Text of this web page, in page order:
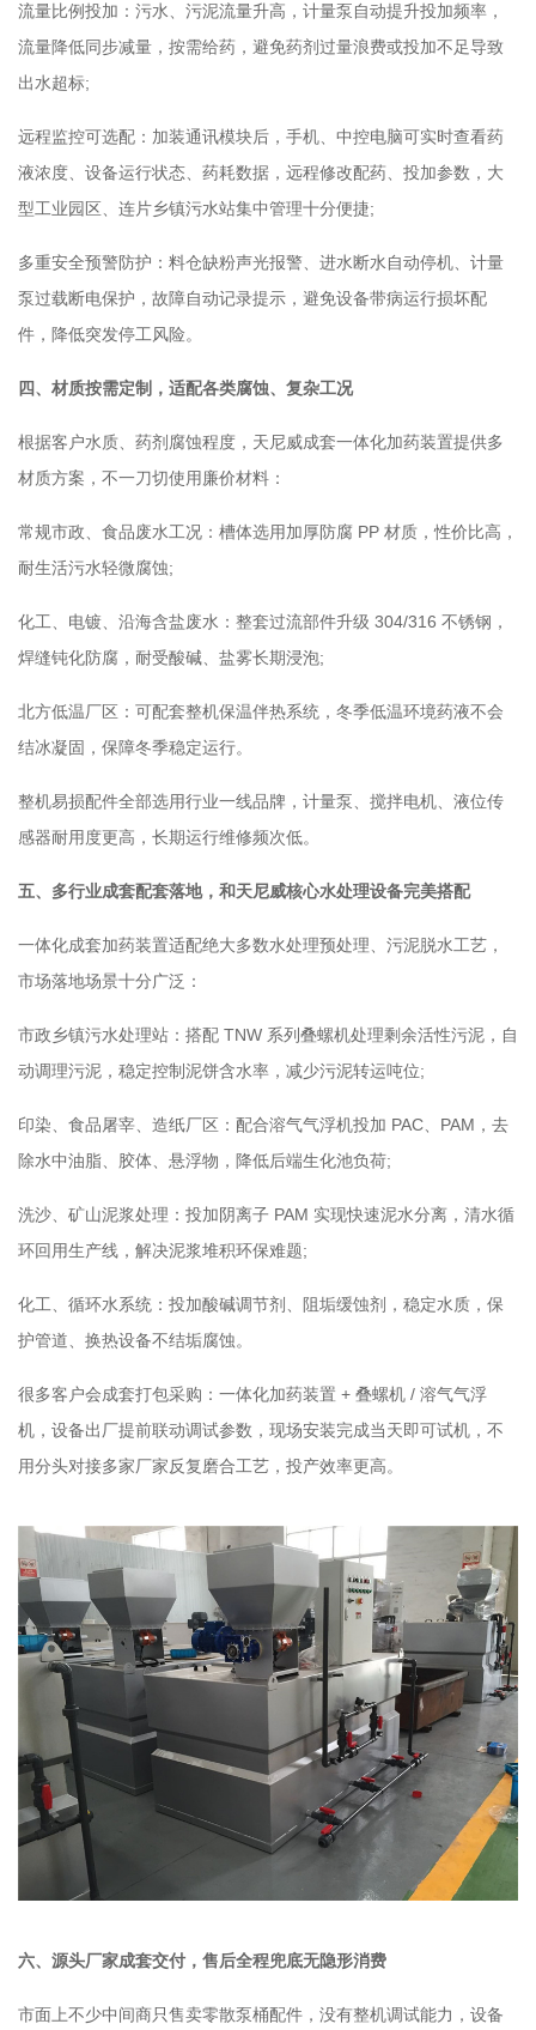
流量比例投加：污水、污泥流量升高，计量泵自动提升投加频率，
流量降低同步减量，按需给药，避免药剂过量浪费或投加不足导致
出水超标;
远程监控可选配：加装通讯模块后，手机、中控电脑可实时查看药
液浓度、设备运行状态、药耗数据，远程修改配药、投加参数，大
型工业园区、连片乡镇污水站集中管理十分便捷;
多重安全预警防护：料仓缺粉声光报警、进水断水自动停机、计量
泵过载断电保护，故障自动记录提示，避免设备带病运行损坏配
件，降低突发停工风险。
四、材质按需定制，适配各类腐蚀、复杂工况
根据客户水质、药剂腐蚀程度，天尼威成套一体化加药装置提供多
材质方案，不一刀切使用廉价材料：
常规市政、食品废水工况：槽体选用加厚防腐 PP 材质，性价比高，
耐生活污水轻微腐蚀;
化工、电镀、沿海含盐废水：整套过流部件升级 304/316 不锈钢，
焊缝钝化防腐，耐受酸碱、盐雾长期浸泡;
北方低温厂区：可配套整机保温伴热系统，冬季低温环境药液不会
结冰凝固，保障冬季稳定运行。
整机易损配件全部选用行业一线品牌，计量泵、搅拌电机、液位传
感器耐用度更高，长期运行维修频次低。
五、多行业成套配套落地，和天尼威核心水处理设备完美搭配
一体化成套加药装置适配绝大多数水处理预处理、污泥脱水工艺，
市场落地场景十分广泛：
市政乡镇污水处理站：搭配 TNW 系列叠螺机处理剩余活性污泥，自
动调理污泥，稳定控制泥饼含水率，减少污泥转运吨位;
印染、食品屠宰、造纸厂区：配合溶气气浮机投加 PAC、PAM，去
除水中油脂、胶体、悬浮物，降低后端生化池负荷;
洗沙、矿山泥浆处理：投加阴离子 PAM 实现快速泥水分离，清水循
环回用生产线，解决泥浆堆积环保难题;
化工、循环水系统：投加酸碱调节剂、阻垢缓蚀剂，稳定水质，保
护管道、换热设备不结垢腐蚀。
很多客户会成套打包采购：一体化加药装置 + 叠螺机 / 溶气气浮
机，设备出厂提前联动调试参数，现场安装完成当天即可试机，不
用分头对接多家厂家反复磨合工艺，投产效率更高。
六、源头厂家成套交付，售后全程兜底无隐形消费
市面上不少中间商只售卖零散泵桶配件，没有整机调试能力，设备